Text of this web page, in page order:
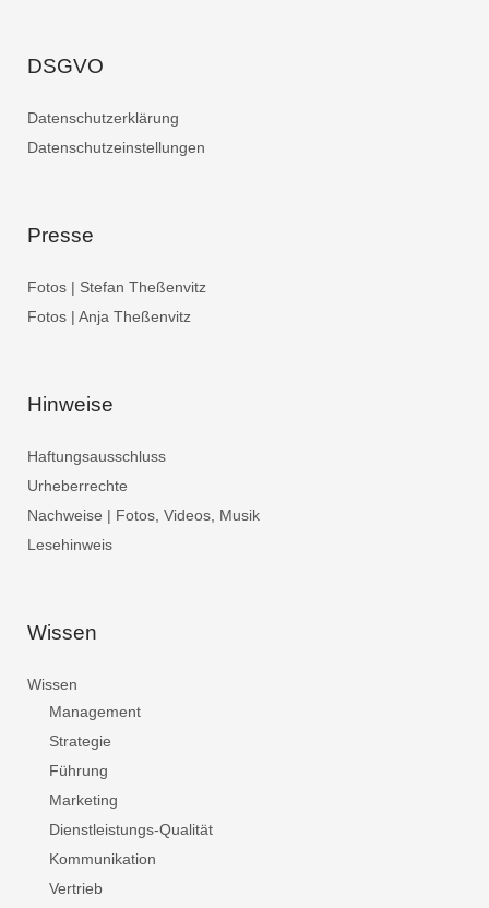
DSGVO
Datenschutzerklärung
Datenschutzeinstellungen
Presse
Fotos | Stefan Theßenvitz
Fotos | Anja Theßenvitz
Hinweise
Haftungsausschluss
Urheberrechte
Nachweise | Fotos, Videos, Musik
Lesehinweis
Wissen
Wissen
Management
Strategie
Führung
Marketing
Dienstleistungs-Qualität
Kommunikation
Vertrieb